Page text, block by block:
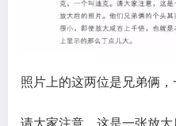
照片上的这两位是兄弟俩，